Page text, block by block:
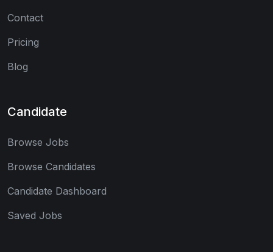
Contact
Pricing
Blog
Candidate
Browse Jobs
Browse Candidates
Candidate Dashboard
Saved Jobs